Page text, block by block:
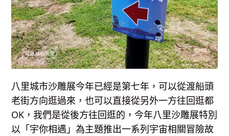
八里城市沙雕展今年已經是第七年，可以從渡船頭
老街方向逛過來，也可以直接從另外一方往回逛都
OK，我們是從後方往回逛的，今年八里沙雕展特別
以「宇你相遇」為主題推出一系列宇宙相關冒險故